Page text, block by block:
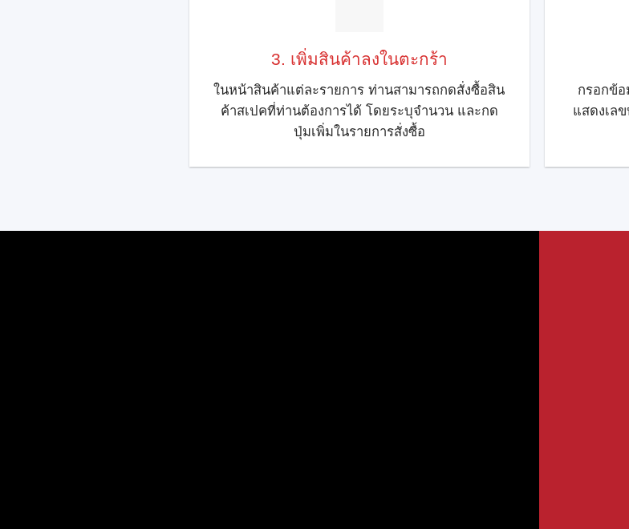
3. เพิ่มสินค้าลงในตะกร้า
ในหน้าสินค้าแต่ละรายการ ท่านสามารถกดสั่งซื้อสิน
ค้าสเปคที่ท่านต้องการได้ โดยระบุจำนวน และกด
ปุ่มเพิ่มในรายการสั่งซื้อ
กรอกข้
แสดงเล